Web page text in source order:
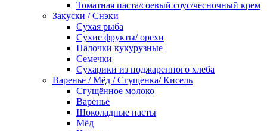
Томатная паста/соевый соус/чесночный крем
Закуски / Снэки
Сухая рыба
Сухие фрукты/ орехи
Палочки кукурузные
Семечки
Сухарики из поджаренного хлеба
Варенье / Мёд / Сгущенка/ Кисель
Сгущённое молоко
Варенье
Шоколадные пасты
Мёд